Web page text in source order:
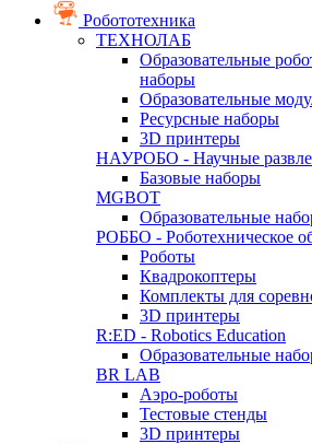
Робототехника
ТЕХНОЛАБ
Образовательные
наборы
Образовательные
Ресурсные наборы
3D принтеры
НАУРОБО - Научные
Базовые наборы
MGBOT
Образовательные
РОББО - Роботехническое
Роботы
Квадрокоптеры
Комплекты для
3D принтеры
R:ED - Robotics Education
Образовательные
BR LAB
Аэро-роботы
Тестовые стенды
3D принтеры